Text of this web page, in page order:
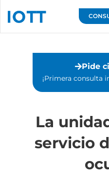
contenido
Pide
¡Primera consulta
La
servicio